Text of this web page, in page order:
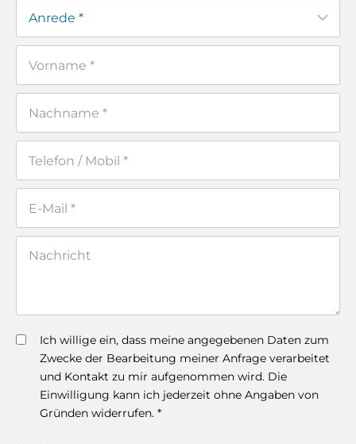
Ich willige ein, dass meine angegebenen Daten zum
Zwecke der Bearbeitung meiner Anfrage verarbeitet
und Kontakt zu mir aufgenommen wird. Die
Einwilligung kann ich jederzeit ohne Angaben von
Gründen widerrufen. *